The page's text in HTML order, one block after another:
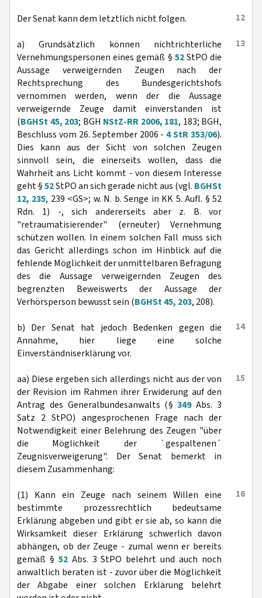
12
Der Senat kann dem letztlich nicht folgen.
13
a) Grundsätzlich können nichtrichterliche
Vernehmungspersonen eines gemäß § 52StPO die
Aussage verweigernden Zeugen nach der
Rechtsprechung des Bundesgerichtshofs
vernommen werden, wenn der die Aussage
verweigernde Zeuge damit einverstanden ist
(BGHSt 45, 203; BGH NStZ-RR 2006, 181, 183; BGH,
Beschluss vom 26. September 2006 -4 StR 353/06).
Dies kann aus der Sicht von solchen Zeugen
sinnvoll sein, die einerseits wollen, dass die
Wahrheit ans Licht kommt - von diesem Interesse
geht §52StPO an sich gerade nicht aus (vgl. BGHSt
12, 235, 239 <GS>; w. N. b. Senge in KK 5. Aufl. § 52
Rdn. 1) -, sich andererseits aber z. B. vor
"retraumatisierender" (erneuter) Vernehmung
schützen wollen. In einem solchen Fall muss sich
das Gericht allerdings schon im Hinblick auf die
fehlende Möglichkeit der unmittelbaren Befragung
des die Aussage verweigernden Zeugen des
begrenzten Beweiswerts der Aussage der
Verhörsperson bewusst sein (BGHSt 45, 203, 208).
14
b) Der Senat hat jedoch Bedenken gegen die
Annahme, hier liege eine solche
Einverständniserklärung vor.
15
aa) Diese ergeben sich allerdings nicht aus der von
der Revision im Rahmen ihrer Erwiderung auf den
Antrag des Generalbundesanwalts (§349Abs. 3
Satz 2 StPO) angesprochenen Frage nach der
Notwendigkeit einer Belehrung des Zeugen "über
die Möglichkeit der `gespaltenen´
Zeugnisverweigerung". Der Senat bemerkt in
diesem Zusammenhang:
16
(1) Kann ein Zeuge nach seinem Willen eine
bestimmte prozessrechtlich bedeutsame
Erklärung abgeben und gibt er sie ab, so kann die
Wirksamkeit dieser Erklärung schwerlich davon
abhängen, ob der Zeuge - zumal wenn er bereits
gemäß § 52Abs. 3 StPO belehrt und auch noch
anwaltlich beraten ist - zuvor über die Möglichkeit
der Abgabe einer solchen Erklärung belehrt